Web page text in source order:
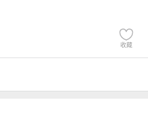
收藏